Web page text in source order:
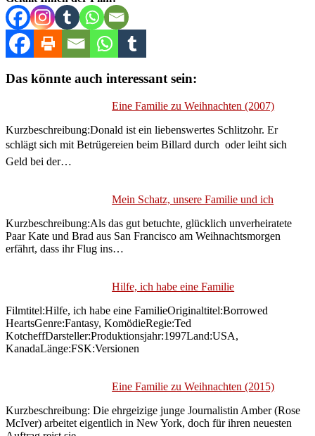
Das könnte auch interessant sein:
Eine Familie zu Weihnachten (2007)
Kurzbeschreibung:Donald ist ein liebenswertes Schlitzohr. Er
schlägt sich mit Betrügereien beim Billard durch  oder leiht sich
Geld bei der…
Mein Schatz, unsere Familie und ich
Kurzbeschreibung:Als das gut betuchte, glücklich unverheiratete
Paar Kate und Brad aus San Francisco am Weihnachtsmorgen
erfährt, dass ihr Flug ins…
Hilfe, ich habe eine Familie
Filmtitel:Hilfe, ich habe eine FamilieOriginaltitel:Borrowed
HeartsGenre:Fantasy, KomödieRegie:Ted
KotcheffDarsteller:Produktionsjahr:1997Land:USA,
KanadaLänge:FSK:Versionen
Eine Familie zu Weihnachten (2015)
Kurzbeschreibung: Die ehrgeizige junge Journalistin Amber (Rose
McIver) arbeitet eigentlich in New York, doch für ihren neuesten